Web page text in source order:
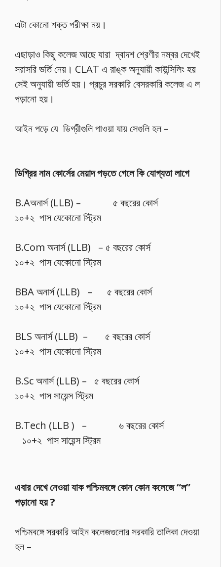
এটা কোনো শক্ত পরীক্ষা নয়।
এছাড়াও কিছু কলেজ আছে যারা দ্বাদশ শ্রেণীর নম্বর দেখেই
সরাসরি ভর্তি নেয়। CLAT এ রাঙ্ক অনুযায়ী কাউন্সিলিং হয়
সেই অনুযায়ী ভর্তি হয়। প্রচুর সরকারি বেসরকারি কলেজ এ ল
পড়ানো হয়।
আইন পড়ে যে ডিগ্রীগুলি পাওয়া যায় সেগুলি হল –
ডিগ্রির নাম কোর্সের মেয়াদ পড়তে গেলে কি যোগ্যতা লাগে
B.Aঅনার্স (LLB) – ৫ বছরের কোর্স
১০+২ পাস যেকোনো স্ট্রিম
B.Com অনার্স (LLB) – ৫ বছরের কোর্স
১০+২ পাস যেকোনো স্ট্রিম
BBA অনার্স (LLB) – ৫ বছরের কোর্স
১০+২ পাস যেকোনো স্ট্রিম
BLS অনার্স (LLB) – ৫ বছরের কোর্স
১০+২ পাস যেকোনো স্ট্রিম
B.Sc অনার্স (LLB) – ৫ বছরের কোর্স
১০+২ পাস সায়েন্স স্ট্রিম
B.Tech (LLB ) – ৬ বছরের কোর্স
১০+২ পাস সায়েন্স স্ট্রিম
এবার দেখে নেওয়া যাক পশ্চিমবঙ্গেকোন কোন কলেজে “ল”
পড়ানো হয় ?
পশ্চিমবঙ্গে সরকারি আইন কলেজগুলোর সরকারি তালিকা দেওয়া
হল –